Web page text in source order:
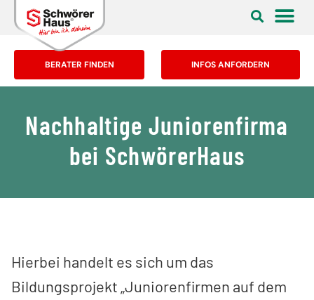
BERATER FINDEN INFOS ANFORDERN
Nachhaltige Juniorenfirma
bei SchwörerHaus
Hierbei handelt es sich um das
Bildungsprojekt „Juniorenfirmen auf dem